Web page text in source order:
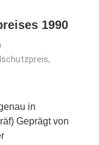
1990
,
in
Geprägt von